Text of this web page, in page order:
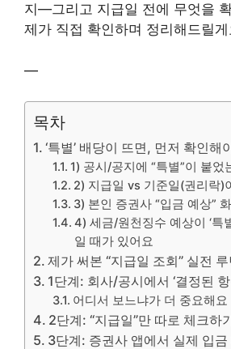
지—그리고 지급일 전에 무엇을
제가 직접 확인하며 정리해드릴게
—
목차
‘특별’ 배당이 뜨면, 먼저 확인해
1) 공시/공지에 “특별”이 붙었
2) 지급일 vs 기준일(권리락)
3) 본인 증권사 “입금 예상”
4) 세금/원천징수 예상이 ‘특
일 때가 있어요
제가 써본 “지급일 조회” 실전
1단계: 회사/공시에서 ‘결정된 항
어디서 보느냐가 더 중요해요
2단계: “지급일”만 따로 체크하
3단계: 증권사 앱에서 실제 입금